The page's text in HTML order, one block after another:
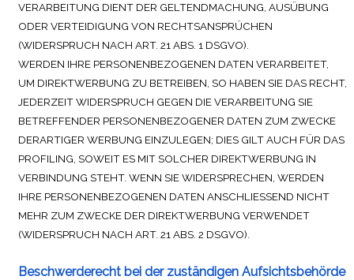
VERARBEITUNG DIENT DER GELTENDMACHUNG, AUSÜBUNG
ODER VERTEIDIGUNG VON RECHTSANSPRÜCHEN
(WIDERSPRUCH NACH ART. 21 ABS. 1 DSGVO).
WERDEN IHRE PERSONENBEZOGENEN DATEN VERARBEITET,
UM DIREKTWERBUNG ZU BETREIBEN, SO HABEN SIE DAS RECHT,
JEDERZEIT WIDERSPRUCH GEGEN DIE VERARBEITUNG SIE
BETREFFENDER PERSONENBEZOGENER DATEN ZUM ZWECKE
DERARTIGER WERBUNG EINZULEGEN; DIES GILT AUCH FÜR DAS
PROFILING, SOWEIT ES MIT SOLCHER DIREKTWERBUNG IN
VERBINDUNG STEHT. WENN SIE WIDERSPRECHEN, WERDEN
IHRE PERSONENBEZOGENEN DATEN ANSCHLIESSEND NICHT
MEHR ZUM ZWECKE DER DIREKTWERBUNG VERWENDET
(WIDERSPRUCH NACH ART. 21 ABS. 2 DSGVO).
Beschwerderecht bei der zuständigen Aufsichtsbehörde